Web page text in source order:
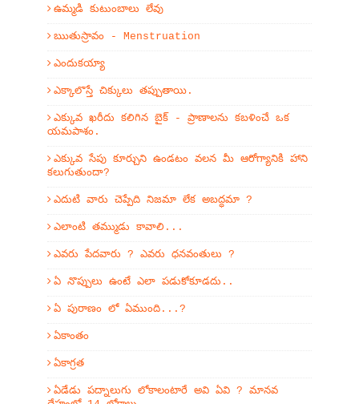
ఉమ్మడి కుటుంబాలు లేవు
ఋతుస్రావం - Menstruation
ఎందుకయ్యా
ఎక్కాలొస్తే చిక్కులు తప్పుతాయి.
ఎక్కువ ఖరీదు కలిగిన బైక్ - ప్రాణాలను కబళించే ఒక
యమపాశం.
ఎక్కువ సేపు కూర్చుని ఉండటం వలన మీ ఆరోగ్యానికి హాని
కలుగుతుందా?
ఎదుటి వారు చెప్పేది నిజమా లేక అబద్ధమా ?
ఎలాంటి తమ్ముడు కావాలి...
ఎవరు పేదవారు ? ఎవరు ధనవంతులు ?
ఏ నొప్పులు ఉంటే ఎలా పడుకోకూడదు..
ఏ పురాణం లో ఏముంది...?
ఏకాంతం
ఏకాగ్రత
ఏడేడు పద్నాలుగు లోకాలంటారే అవి ఏవి ? మానవ